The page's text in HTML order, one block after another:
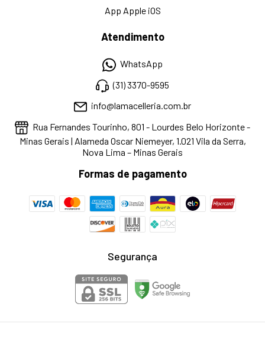
App Apple iOS
Atendimento
WhatsApp
(31) 3370-9595
info@lamacelleria.com.br
Rua Fernandes Tourinho, 801 - Lourdes Belo Horizonte -
Minas Gerais | Alameda Oscar Niemeyer, 1.021 Vila da Serra,
Nova Lima – Minas Gerais
Formas de pagamento
Segurança